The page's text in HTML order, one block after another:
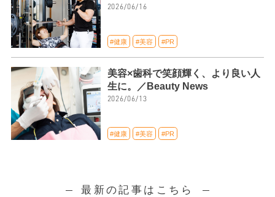
2026/06/16
#健康 #美容 #PR
美容×歯科で笑顔輝く、より良い人
生に。／Beauty News
2026/06/13
#健康 #美容 #PR
最新の記事はこちら